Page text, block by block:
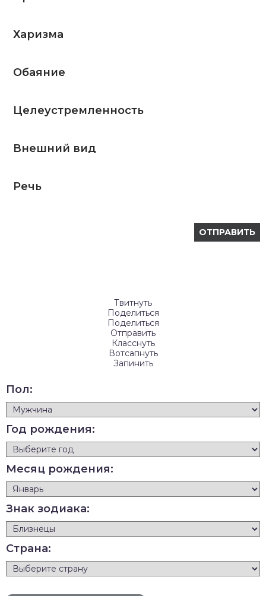
Харизма
Обаяние
Целеустремленность
Внешний вид
Речь
Твитнуть
Поделиться
Поделиться
Отправить
Класснуть
Вотсапнуть
Запинить
Пол:
Год рождения:
Месяц рождения:
Знак зодиака:
Страна: